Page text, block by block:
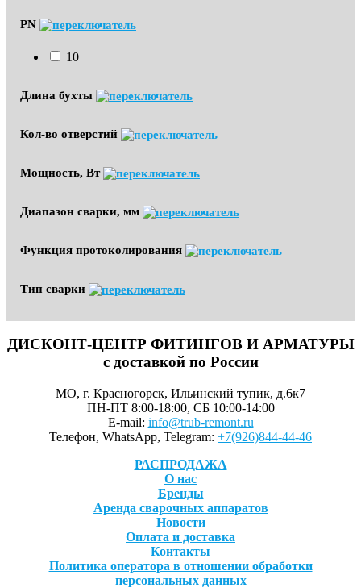
PN
10
Длина бухты
Кол-во отверстий
Мощность, Вт
Диапазон сварки, мм
Функция протоколирования
Тип сварки
ДИСКОНТ-ЦЕНТР ФИТИНГОВ И АРМАТУРЫ
с доставкой по России
МО, г. Красногорск, Ильинский тупик, д.6к7
ПН-ПТ 8:00-18:00, СБ 10:00-14:00
E-mail: info@trub-remont.ru
Телефон, WhatsApp, Telegram: +7(926)844-44-46
РАСПРОДАЖА
О нас
Бренды
Аренда сварочных аппаратов
Новости
Оплата и доставка
Контакты
Политика оператора в отношении обработки
персональных данных